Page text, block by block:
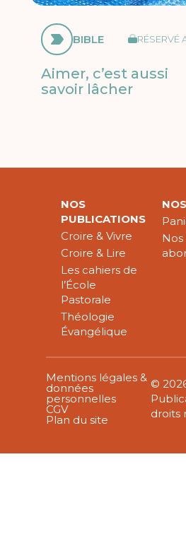
BIBLE RÉSERVÉ
Aimer, c’est aussi
savoir lâcher
NOS
PUBLICATIONS
Croire & Vivre
Croire & Lire
Les cahiers de
l’École
Pastorale
Théologie
Évangélique
Nos
Mentions légales &
données
personnelles
CGV
Plan du site
©
droits